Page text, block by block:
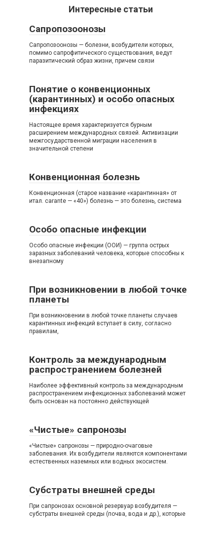
Интересные статьи
Сапропозоонозы
Сапропозоонозы — болезни, возбудители которых,
помимо сапрофитического существования, ведут
паразитический образ жизни, причем связи
Понятие о конвенционных
(карантинных) и особо опасных
инфекциях
Настоящее время характеризуется бурным
расширением международных связей. Активизации
межгосударственной миграции населения в
значительной степени
Конвенционная болезнь
Конвенционная (старое название «карантинная» от
итал. carante — «40») болезнь — это болезнь, система
Особо опасные инфекции
Особо опасные инфекции (ООИ) — группа острых
заразных заболеваний человека, которые способны к
внезапному
При возникновении в любой точке
планеты
При возникновении в любой точке планеты случаев
карантинных инфекций вступает в силу, согласно
правилам,
Контроль за международным
распространением болезней
Наиболее эффективный контроль за международным
распространением инфекционных заболеваний может
быть основан на постоянно действующей
«Чистые» сапронозы
«Чистые» сапронозы — природно-очаговые
заболевания. Их возбудители являются компонентами
естественных наземных или водных экосистем.
Субстраты внешней среды
При сапронозах основной резервуар возбудителя —
субстраты внешней среды (почва, вода и др.), которые